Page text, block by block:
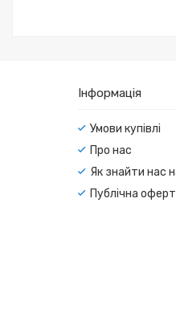
Інформація
Умови купівлі
Про нас
Як знайти нас
Публічна